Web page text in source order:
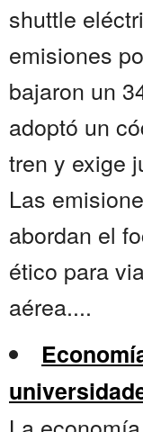
shuttle
emisiones
bajaron un
adoptó un
tren y exige
Las
abordan el
ético para
aérea....